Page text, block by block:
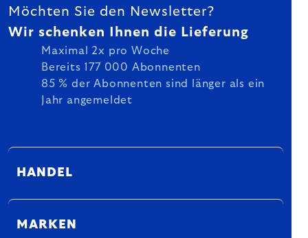
Möchten Sie den Newsletter?
Wir schenken Ihnen die Lieferung
Maximal 2x pro Woche
Bereits 177 000 Abonnenten
85 % der Abonnenten sind länger als ein
Jahr angemeldet
HANDEL
MARKEN